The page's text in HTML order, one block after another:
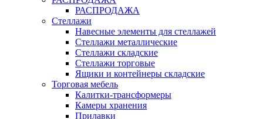
РАСПРОДАЖА
Стеллажи
Навесные элементы для стеллажей
Стеллажи металлические
Стеллажи складские
Стеллажи торговые
Ящики и контейнеры складские
Торговая мебель
Калитки-трансформеры
Камеры хранения
Прилавки